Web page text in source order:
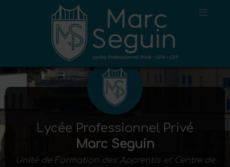
Lycée Professionnel Privé
Marc Seguin
Unité de Formation des Apprentis et Centre de